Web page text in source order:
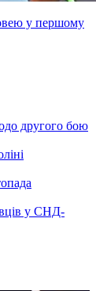
у першому
другого бою
у СНД-